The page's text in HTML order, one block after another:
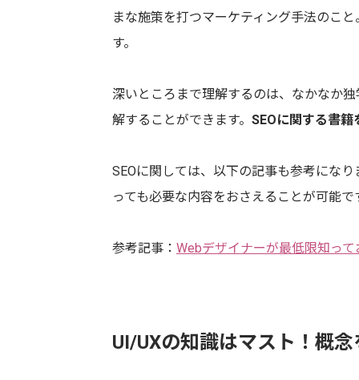
まな施策を打つマーケティング手法のこ
す。
深いところまで理解するのは、なかなか
解することができます。 SEOに関する書
SEOに関しては、以下の記事も参考にな
っても必要な内容をおさえることが可能で
参考記事： Webデザイナーが最低限知っ
UI/UXの知識はマスト！概